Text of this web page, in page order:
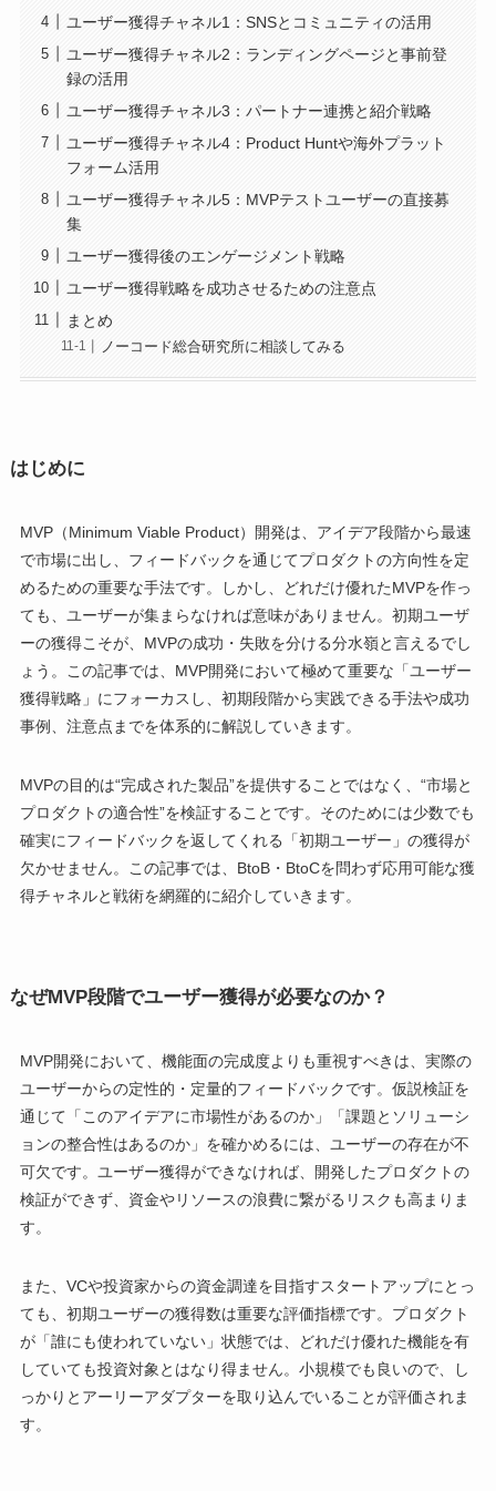
ユーザー獲得チャネル1：SNSとコミュニティの活用
ユーザー獲得チャネル2：ランディングページと事前登
録の活用
ユーザー獲得チャネル3：パートナー連携と紹介戦略
ユーザー獲得チャネル4：Product Huntや海外プラット
フォーム活用
ユーザー獲得チャネル5：MVPテストユーザーの直接募
集
ユーザー獲得後のエンゲージメント戦略
ユーザー獲得戦略を成功させるための注意点
まとめ
ノーコード総合研究所に相談してみる
はじめに
MVP（Minimum Viable Product）開発は、アイデア段階から最速
で市場に出し、フィードバックを通じてプロダクトの方向性を定
めるための重要な手法です。しかし、どれだけ優れたMVPを作っ
ても、ユーザーが集まらなければ意味がありません。初期ユーザ
ーの獲得こそが、MVPの成功・失敗を分ける分水嶺と言えるでし
ょう。この記事では、MVP開発において極めて重要な「ユーザー
獲得戦略」にフォーカスし、初期段階から実践できる手法や成功
事例、注意点までを体系的に解説していきます。
MVPの目的は“完成された製品”を提供することではなく、“市場と
プロダクトの適合性”を検証することです。そのためには少数でも
確実にフィードバックを返してくれる「初期ユーザー」の獲得が
欠かせません。この記事では、BtoB・BtoCを問わず応用可能な獲
得チャネルと戦術を網羅的に紹介していきます。
なぜMVP段階でユーザー獲得が必要なのか？
MVP開発において、機能面の完成度よりも重視すべきは、実際の
ユーザーからの定性的・定量的フィードバックです。仮説検証を
通じて「このアイデアに市場性があるのか」「課題とソリューシ
ョンの整合性はあるのか」を確かめるには、ユーザーの存在が不
可欠です。ユーザー獲得ができなければ、開発したプロダクトの
検証ができず、資金やリソースの浪費に繋がるリスクも高まりま
す。
また、VCや投資家からの資金調達を目指すスタートアップにとっ
ても、初期ユーザーの獲得数は重要な評価指標です。プロダクト
が「誰にも使われていない」状態では、どれだけ優れた機能を有
していても投資対象とはなり得ません。小規模でも良いので、し
っかりとアーリーアダプターを取り込んでいることが評価されま
す。